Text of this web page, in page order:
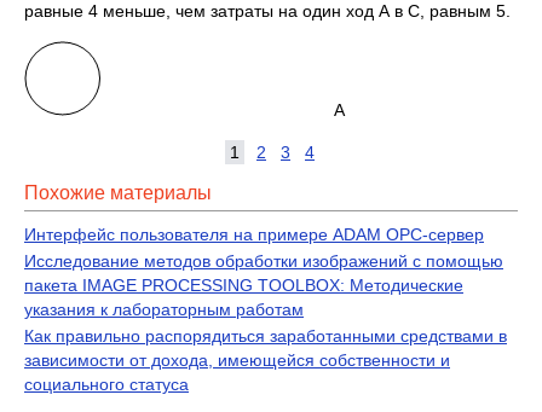
равные 4 меньше, чем затраты на один ход А в С, равным 5.
А
1 2 3 4
Похожие материалы
Интерфейс пользователя на примере ADAM OPC-сервер
Исследование методов обработки изображений с помощью
пакета IMAGE PROCESSING TOOLBOX: Методические
указания к лабораторным работам
Как правильно распорядиться заработанными средствами в
зависимости от дохода, имеющейся собственности и
социального статуса